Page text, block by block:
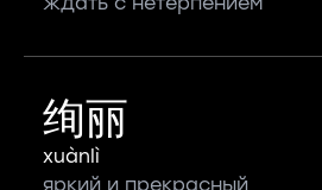
绚丽
xuànlì
яркий и прекрасный